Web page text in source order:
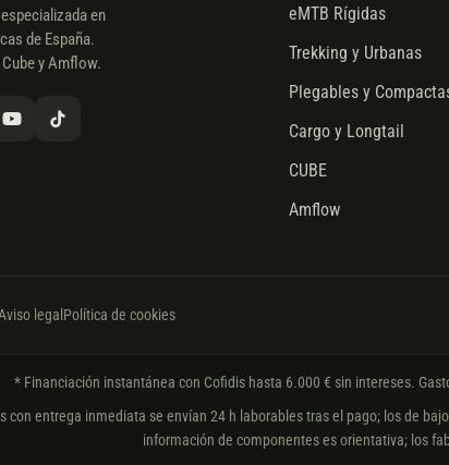
en
de España.
y Amflow.
eMTB Rígidas
Trekking y Urbanas
Plegables y
Cargo y Longtail
CUBE
Amflow
legal Política de cookies
* Financiación instantánea con Cofidis hasta 6.000 € sin intereses.
con entrega inmediata se envían 24 h laborables tras el pago; los de
información de componentes es orientativa; los